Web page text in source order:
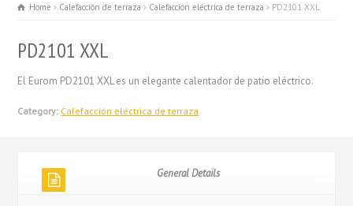
Home Calefacción de terraza Calefacción eléctrica de terraza PD2101 XXL
PD2101 XXL
El Eurom PD2101 XXL es un elegante calentador de patio eléctrico.
Category: Calefacción eléctrica de terraza
General Details